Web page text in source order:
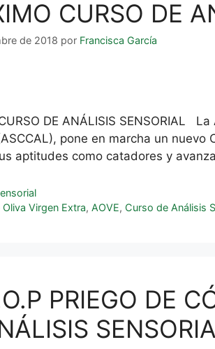
CURSO DE
de 2018 por Francisca García
DE ANÁLISIS SENSORIAL
pone en marcha un
aptitudes como catadores y
Virgen Extra,AOVE, Curso de Análisis
PRIEGO DE